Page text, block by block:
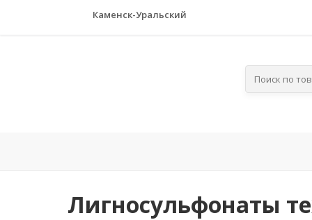
Каменск-Уральский
Лигносульфонаты